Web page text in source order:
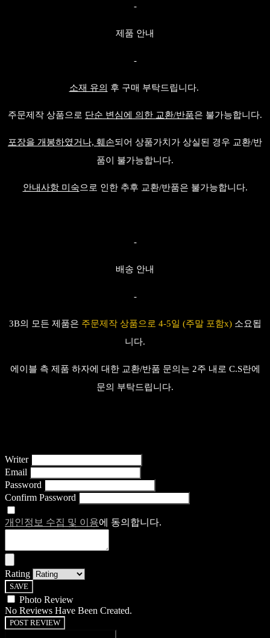
-
제품 안내
-
소재 유의 후 구매 부탁드립니다.
주문제작 상품으로 단순 변심에 의한 교환/반품은 불가능합니다.
포장을 개봉하였거나, 훼손되어 상품가치가 상실된 경우 교환/반
품이 불가능합니다.
안내사항 미숙으로 인한 추후 교환/반품은 불가능합니다.
-
배송 안내
-
3B의 모든 제품은 주문제작 상품으로 4-5일 (주말 포함x)소요됩
니다.
에이블 측 제품 하자에 대한 교환/반품 문의는 2주 내로 C.S란에
문의 부탁드립니다.
Writer
Email
Password
Confirm Password
개인정보 수집 및 이용에 동의합니다.
Rating
SAVE
Photo Review
No Reviews Have Been Created.
POST REVIEW